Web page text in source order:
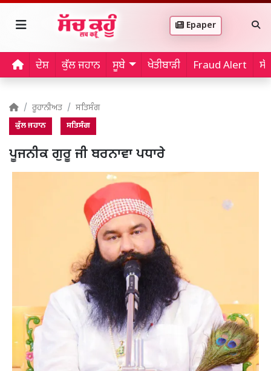
Epaper
ਦੇਸ਼ ਕੁੱਲ ਜਹਾਨ ਸੂਬੇ ਖੇਤੀਬਾੜੀ Fraud Alert
ਰੂਹਾਨੀਅਤ ਸਤਿਸੰਗ
ਕੁੱਲ ਜਹਾਨ ਸਤਿਸੰਗ
ਪੂਜਨੀਕ ਗੁਰੂ ਜੀ ਬਰਨਾਵਾ ਪਧਾਰੇ